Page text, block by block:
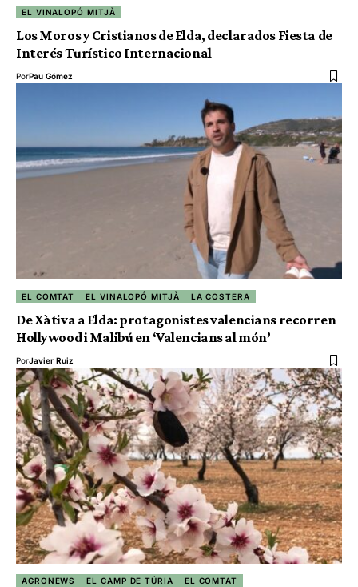
EL VINALOPÓ MITJÀ
Los Moros y Cristianos de Elda, declarados Fiesta de
Interés Turístico Internacional
PorPau Gómez
EL COMTAT EL VINALOPÓ MITJÀ LA COSTERA
De Xàtiva a Elda: protagonistes valencians recorren
Hollywood i Malibú en ‘Valencians al món’
PorJavier Ruiz
AGRONEWS EL CAMP DE TÚRIA
EL COMTAT